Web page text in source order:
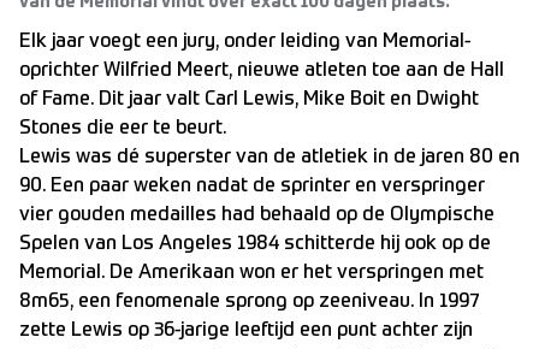
Elk jaar voegt een jury, onder leiding van Memorial-
oprichter Wilfried Meert, nieuwe atleten toe aan de Hall
of Fame. Dit jaar valt Carl Lewis, Mike Boit en Dwight
Stones die eer te beurt.
Lewis was dé superster van de atletiek in de jaren 80 en
90. Een paar weken nadat de sprinter en verspringer
vier gouden medailles had behaald op de Olympische
Spelen van Los Angeles 1984 schitterde hij ook op de
Memorial. De Amerikaan won er het verspringen met
8m65, een fenomenale sprong op zeeniveau. In 1997
zette Lewis op 36-jarige leeftijd een punt achter zijn